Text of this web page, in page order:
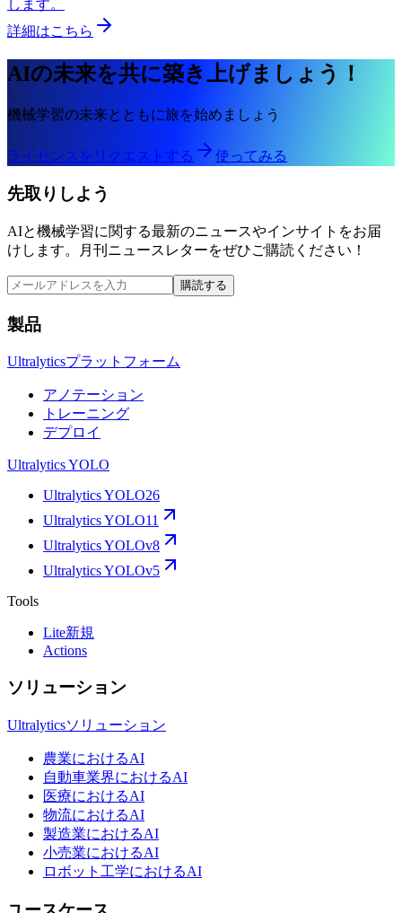
します。
詳細はこちら
AIの未来を共に築き上げましょう！
機械学習の未来とともに旅を始めましょう
ライセンスをリクエストする 使ってみる
先取りしよう
AIと機械学習に関する最新のニュースやインサイトをお届
けします。月刊ニュースレターをぜひご購読ください！
購読する
製品
Ultralyticsプラットフォーム
アノテーション
トレーニング
デプロイ
Ultralytics YOLO
Ultralytics YOLO26
Ultralytics YOLO11
Ultralytics YOLOv8
Ultralytics YOLOv5
Tools
Lite新規
Actions
ソリューション
Ultralyticsソリューション
農業におけるAI
自動車業界におけるAI
医療におけるAI
物流におけるAI
製造業におけるAI
小売業におけるAI
ロボット工学におけるAI